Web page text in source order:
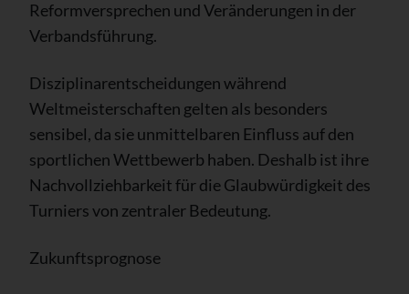
Reformversprechen und Veränderungen in der
Verbandsführung.
Disziplinarentscheidungen während
Weltmeisterschaften gelten als besonders
sensibel, da sie unmittelbaren Einfluss auf den
sportlichen Wettbewerb haben. Deshalb ist ihre
Nachvollziehbarkeit für die Glaubwürdigkeit des
Turniers von zentraler Bedeutung.
Zukunftsprognose